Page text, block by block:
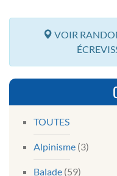
VOIR
TOUTES
Alpinisme (3)
Balade (59)